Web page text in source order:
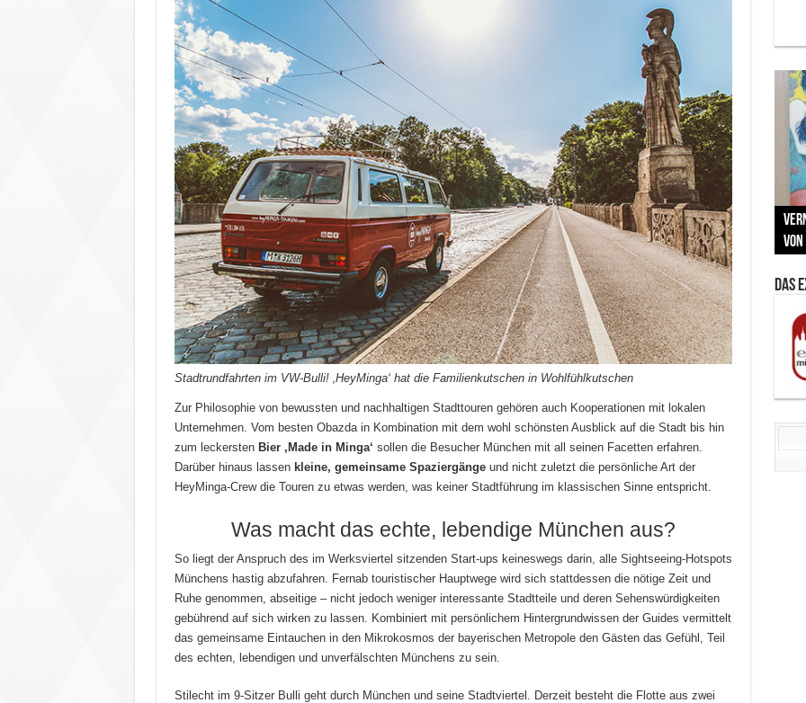
Stadtrundfahrten im VW-Bulli! ‚HeyMinga‘ hat die Familienkutschen in Wohlfühlkutschen
Zur Philosophie von bewussten und nachhaltigen Stadttouren gehören auch Kooperationen mit lokalen
Unternehmen. Vom besten Obazda in Kombination mit dem wohl schönsten Ausblick auf die Stadt bis hin
zum leckersten Bier ‚Made in Minga‘ sollen die Besucher München mit all seinen Facetten erfahren.
Darüber hinaus lassen kleine, gemeinsame Spaziergängeund nicht zuletzt die persönliche Art der
HeyMinga-Crew die Touren zu etwas werden, was keiner Stadtführung im klassischen Sinne entspricht.
Was macht das echte, lebendige München aus?
So liegt der Anspruch des im Werksviertel sitzenden Start-ups keineswegs darin, alle Sightseeing-Hotspots
Münchens hastig abzufahren. Fernab touristischer Hauptwege wird sich stattdessen die nötige Zeit und
Ruhe genommen, abseitige – nicht jedoch weniger interessante Stadtteile und deren Sehenswürdigkeiten
gebührend auf sich wirken zu lassen. Kombiniert mit persönlichem Hintergrundwissen der Guides vermittelt
das gemeinsame Eintauchen in den Mikrokosmos der bayerischen Metropole den Gästen das Gefühl, Teil
des echten, lebendigen und unverfälschten Münchens zu sein.
Stilecht im 9-Sitzer Bulli geht durch München und seine Stadtviertel. Derzeit besteht die Flotte aus zwei
Zu
Das